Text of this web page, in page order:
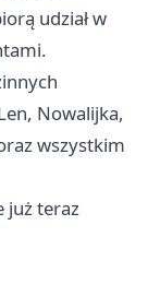
udział w
Nowalijka,
wszystkim
już teraz